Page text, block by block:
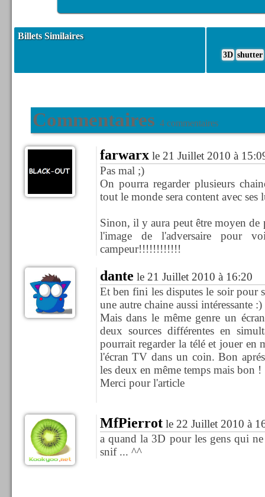
Billets Similaires
3D shutter
Commentaires 4 commentaires
farwarxle 21 Juillet 2010 à
Pas mal ;)
On pourra regarder plusieurs
tout le monde sera content avec ses
Sinon, il y aura peut être moyen
l'image de l'adversaire pour
campeur!!!!!!!!!!!!
dante le 21 Juillet 2010 à 16:20
Et ben fini les disputes le soir pour
une autre chaine aussi intéressante :)
Mais dans le même genre un
deux sources différentes en
pourrait regarder la télé et jouer en
l'écran TV dans un coin. Bon
les deux en même temps mais bon !
Merci pour l'article
MfPierrotle 22 Juillet 2010 à
a quand la 3D pour les gens qui
snif ... ^^